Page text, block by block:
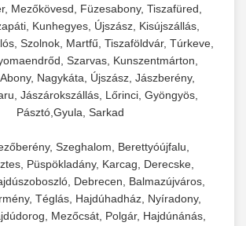
iparikonyhagepek.hu
kereskedelmi hűtőegység
műveletekhez. Gyors tisztítási
fertőtlenítési képességekkel.
iparikonyhagepek.hu
kereskedelmi mosogatógép
Ipari Sajtreszelő Gép +
és aprítógépek kereskedelmi
Különböző reszelési
különböző alkalmazásokhoz.
kereskedelmi sajtreszelő
🍳 28. Nagykonyhai
Berendezések
+
vendéglátóipari kellékek.
szükséges éttermi és catering
műveletekhez.
Mezőkövesd, Füzesabony, Tiszafüred,
Kunhegyes, Újszász, Kisújszállás,
Szolnok, Martfű, Tiszaföldvár, Túrkeve,
Szarvas, Kunszentmárton,
Nagykáta, Újszász, Jászberény,
Jászárokszállás, Lőrinci, Gyöngyös,
Pásztó,Gyula, Sarkad
Szeghalom, Berettyóújfalu,
Püspökladány, Karcag, Derecske,
Debrecen, Balmazújváros,
Téglás, Hajdúhadház, Nyíradony,
Mezőcsát, Polgár, Hajdúnánás,